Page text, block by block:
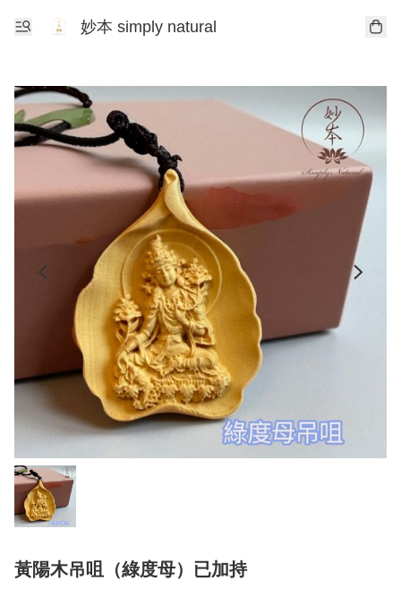
妙本 simply natural
黃陽木吊咀（綠度母）已加持